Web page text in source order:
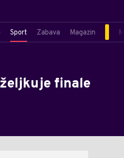
Sport Zabava Magazin
finale